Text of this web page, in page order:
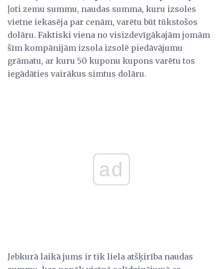
ļoti zemu summu, naudas summa, kuru izsoles
vietne iekasēja par cenām, varētu būt tūkstošos
dolāru. Faktiski viena no visizdevīgākajām jomām
šīm kompānijām izsola izsolē piedāvājumu
grāmatu, ar kuru 50 kuponu kupons varētu tos
iegādāties vairākus simtus dolāru.
ad
Jebkurā laikā jums ir tik liela atšķirība naudas